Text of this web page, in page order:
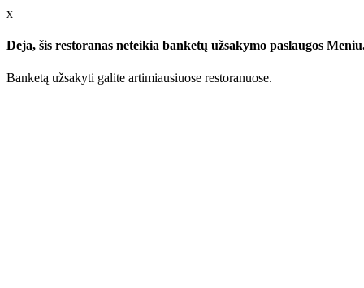
x
Deja, šis restoranas neteikia banketų užsakymo paslaugos
Banketą užsakyti galite artimiausiuose restoranuose.